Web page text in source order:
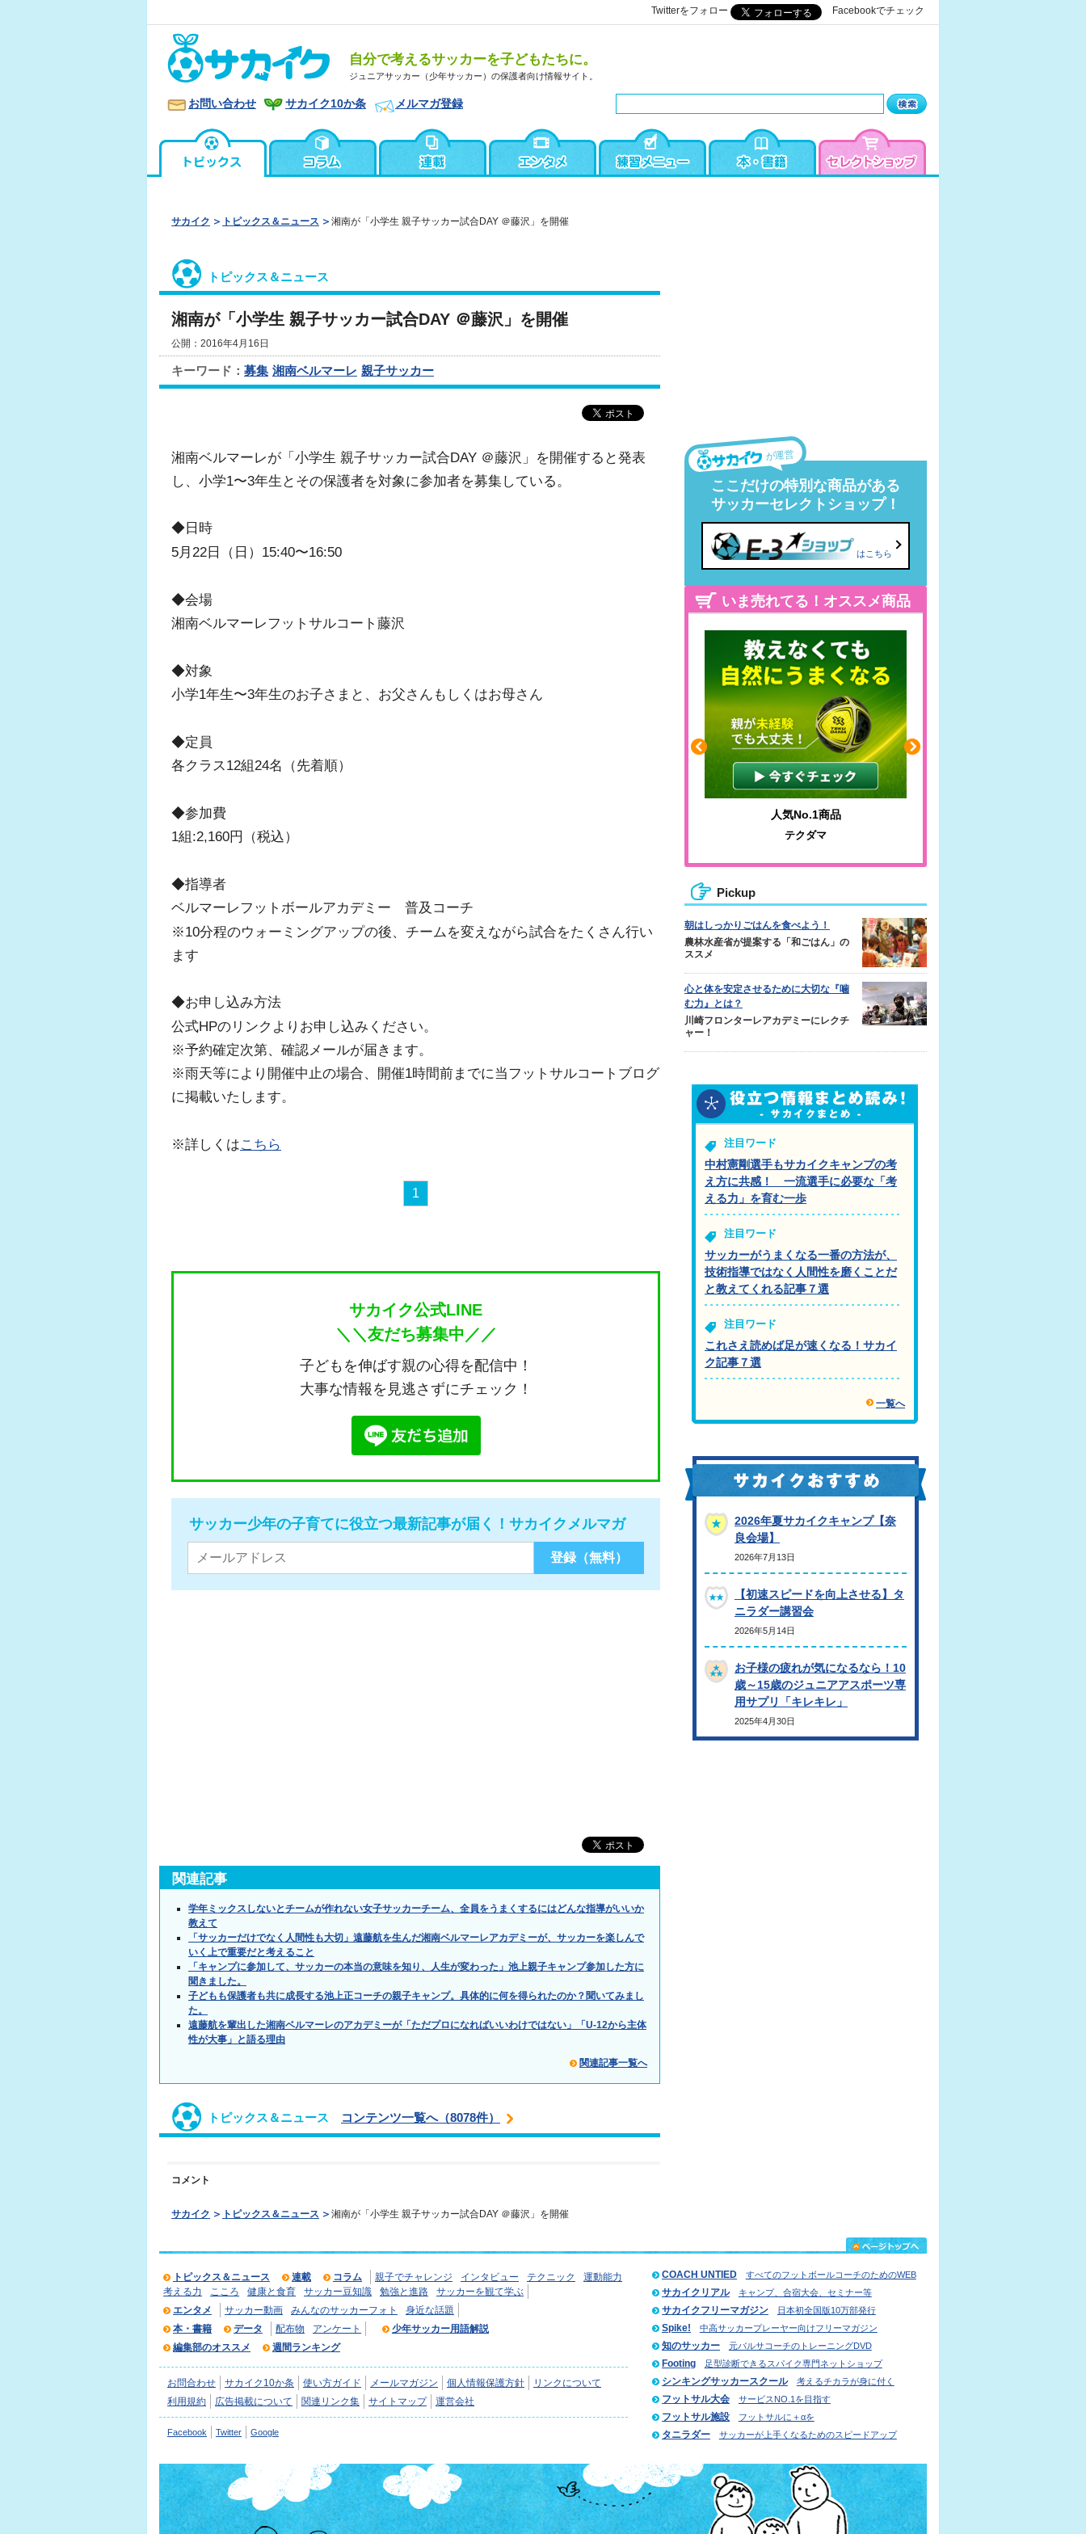
Twitterをフォロー Facebookでチェック
自分で考えるサッカーを子どもたちに。
ジュニアサッカー（少年サッカー）の保護者向け情報サイト。
お問い合わせ サカイク10か条 メルマガ登録
サカイク トピックス＆ニュース 湘南が「小学生 親子サッカー試合DAY ＠藤沢」を開催
トピックス＆ニュース
湘南が「小学生 親子サッカー試合DAY ＠藤沢」を開催
公開：2016年4月16日
キーワード： 募集 湘南ベルマーレ 親子サッカー
湘南ベルマーレが「小学生 親子サッカー試合DAY ＠藤沢」を開催すると発表
し、小学1〜3年生とその保護者を対象に参加者を募集している。
◆日時
5月22日（日）15:40〜16:50
◆会場
湘南ベルマーレフットサルコート藤沢
◆対象
小学1年生〜3年生のお子さまと、お父さんもしくはお母さん
◆定員
各クラス12組24名（先着順）
◆参加費
1組:2,160円（税込）
◆指導者
ベルマーレフットボールアカデミー 普及コーチ
※10分程のウォーミングアップの後、チームを変えながら試合をたくさん行い
ます
◆お申し込み方法
公式HPのリンクよりお申し込みください。
※予約確定次第、確認メールが届きます。
※雨天等により開催中止の場合、開催1時間前までに当フットサルコートブログ
に掲載いたします。
※詳しくはこちら
1
サカイク公式LINE
＼＼友だち募集中／／
子どもを伸ばす親の心得を配信中！
大事な情報を見逃さずにチェック！
サッカー少年の子育てに役立つ最新記事が届く！サカイクメルマガ
関連記事
学年ミックスしないとチームが作れない女子サッカーチーム、全員をうまくするにはどんな指導がいいか
教えて
「サッカーだけでなく人間性も大切」遠藤航を生んだ湘南ベルマーレアカデミーが、サッカーを楽しんで
いく上で重要だと考えること
「キャンプに参加して、サッカーの本当の意味を知り、人生が変わった」池上親子キャンプ参加した方に
聞きました。
子どもも保護者も共に成長する池上正コーチの親子キャンプ。具体的に何を得られたのか？聞いてみまし
た。
遠藤航を輩出した湘南ベルマーレのアカデミーが「ただプロになればいいわけではない」「U-12から主体
性が大事」と語る理由
関連記事一覧へ
トピックス＆ニュース コンテンツ一覧へ（8078件）
コメント
サカイク トピックス＆ニュース 湘南が「小学生 親子サッカー試合DAY ＠藤沢」を開催
が運営
ここだけの特別な商品がある
サッカーセレクトショップ！
はこちら
いま売れてる！オススメ商品
人気No.1商品
テクダマ
Pickup
朝はしっかりごはんを食べよう！
農林水産省が提案する「和ごはん」の
ススメ
心と体を安定させるために大切な『噛
む力』とは？
川崎フロンターレアカデミーにレクチ
ャー！
注目ワード
中村憲剛選手もサカイクキャンプの考
え方に共感！ 一流選手に必要な「考
える力」を育む一歩
注目ワード
サッカーがうまくなる一番の方法が、
技術指導ではなく人間性を磨くことだ
と教えてくれる記事７選
注目ワード
これさえ読めば足が速くなる！サカイ
ク記事７選
一覧へ
2026年夏サカイクキャンプ【奈
良会場】
2026年7月13日
【初速スピードを向上させる】タ
ニラダー講習会
2026年5月14日
お子様の疲れが気になるなら！10
歳～15歳のジュニアアスポーツ専
用サプリ「キレキレ」
2025年4月30日
トピックス＆ニュース 連載 コラム 親子でチャレンジ インタビュー テクニック
運動能力
考える力
こころ 健康と食育 サッカー豆知識 勉強と進路
サッカーを観て学ぶ
エンタメ
サッカー動画 みんなのサッカーフォト
身近な話題
本・書籍
データ 配布物 アンケート
少年サッカー用語解説
編集部のオススメ
週間ランキング
お問合わせ サカイク10か条 使い方ガイド メールマガジン 個人情報保護方針
リンクについて
利用規約
広告掲載について 関連リンク集 サイトマップ 運営会社
Facebook Twitter Google
COACH UNTIED すべてのフットボールコーチのためのWEB
サカイクリアル キャンプ、合宿大会、セミナー等
サカイクフリーマガジン 日本初全国版10万部発行
Spike! 中高サッカープレーヤー向けフリーマガジン
知のサッカー 元バルサコーチのトレーニングDVD
Footing 足型診断できるスパイク専門ネットショップ
シンキングサッカースクール 考えるチカラが身に付く
フットサル大会 サービスNO.1を目指す
フットサル施設 フットサルに＋αを
タニラダー サッカーが上手くなるためのスピードアップ